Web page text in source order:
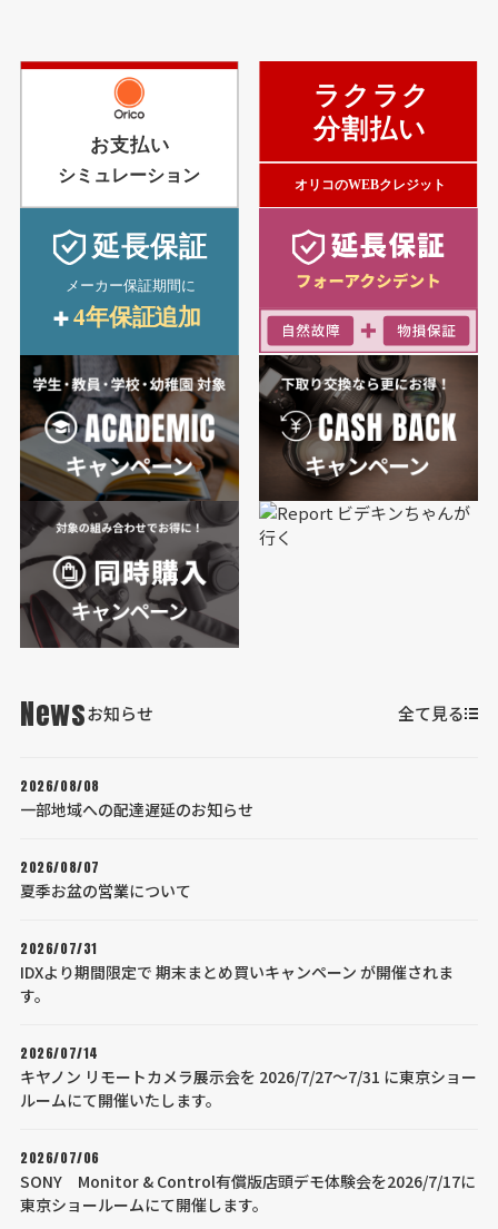
Newsお知らせ 全て見る
2026/08/08
一部地域への配達遅延のお知らせ
2026/08/07
夏季お盆の営業について
2026/07/31
IDXより期間限定で 期末まとめ買いキャンペーン が開催されま
す。
2026/07/14
キヤノン リモートカメラ展示会を 2026/7/27～7/31 に東京ショー
ルームにて開催いたします。
2026/07/06
SONY Monitor & Control有償版店頭デモ体験会を2026/7/17に
東京ショールームにて開催します。